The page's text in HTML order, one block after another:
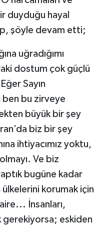
duyduğu hayal
şöyle devam etti;
uğradığımı
dostum çok güçlü
Sayın
ben bu zirveye
büyük bir şey
biz bir şey
ihtiyacımız yoktu,
Ve biz
bugüne kadar
korumak için
İnsanları,
gerekiyorsa; eskiden